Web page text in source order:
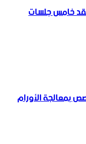
خامس جلسات
بمعالجة الأورام